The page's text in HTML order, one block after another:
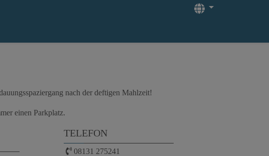
Languages
nach der deftigen Mahlzeit!
einen Parkplatz.
TELEFON
08131 275241